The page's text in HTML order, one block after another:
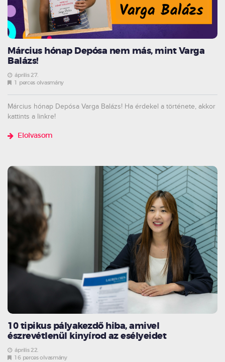
Március hónap Depósa nem más, mint Varga
Balázs!
április 27.
1 perces olvasmány
Március hónap Depósa Varga Balázs! Ha érdekel a története, akkor
kattints a linkre!
Elolvasom
10 tipikus pályakezdő hiba, amivel
észrevétlenül kinyírod az esélyeidet
április 22.
16 perces olvasmány